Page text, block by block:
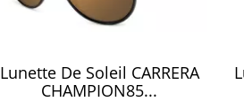
Lunette De Soleil CARRERA
CHAMPION85...